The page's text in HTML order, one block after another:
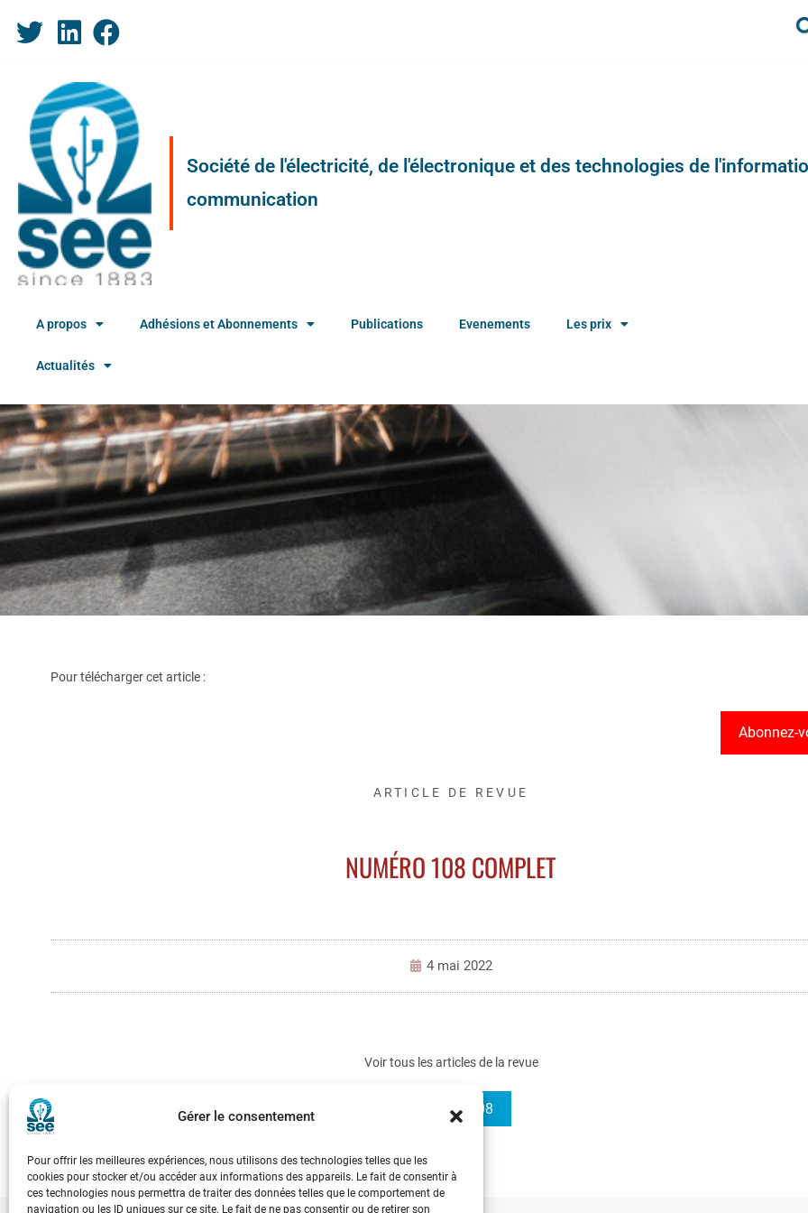
Gérer le consentement
Pour offrir les meilleures expériences, nous utilisons des technologies telles que les
cookies pour stocker et/ou accéder aux informations des appareils. Le fait de consentir à
ces technologies nous permettra de traiter des données telles que le comportement de
navigation ou les ID uniques sur ce site. Le fait de ne pas consentir ou de retirer son
Société de l'électricité, de l'électronique et des technologies de
communication
A propos Adhésions et Abonnements Publications Evenements Les prix
Actualités
Pour télécharger cet article :
Abonnez-
ARTICLE DE REVUE
NUMÉRO 108 COMPLET
4 mai 2022
Voir tous les articles de la revue
3EI 2022-108